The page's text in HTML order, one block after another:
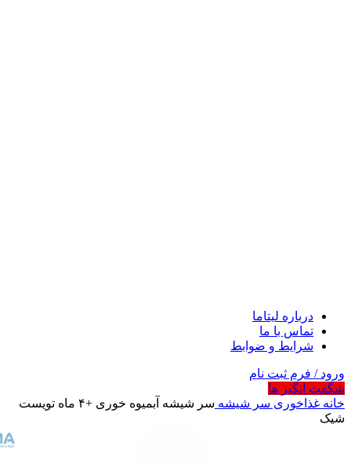
درباره لیتاما
تماس با ما
شرایط و ضوابط
ورود / فرم ثبت نام
شگفت انگیز ها
خانه غذاخوری سر شیشه
سر شیشه آبمیوه خوری +۴ ماه تویست
شیک